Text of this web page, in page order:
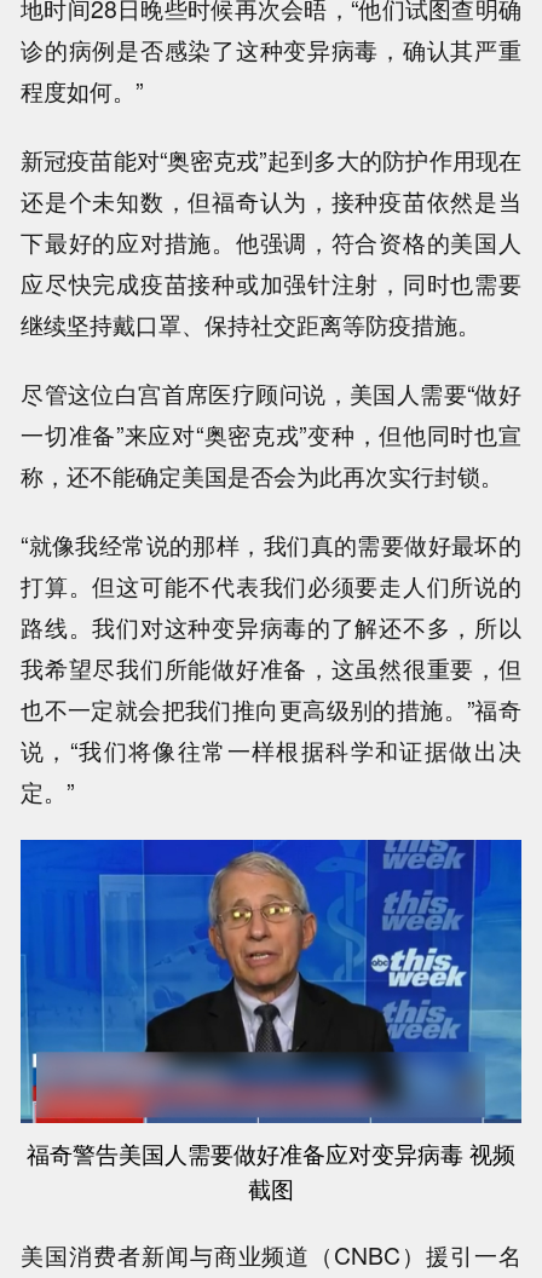
地时间28日晚些时候再次会晤，“他们试图查明确
诊的病例是否感染了这种变异病毒，确认其严重
程度如何。”
新冠疫苗能对“奥密克戎”起到多大的防护作用现在
还是个未知数，但福奇认为，接种疫苗依然是当
下最好的应对措施。他强调，符合资格的美国人
应尽快完成疫苗接种或加强针注射，同时也需要
继续坚持戴口罩、保持社交距离等防疫措施。
尽管这位白宫首席医疗顾问说，美国人需要“做好
一切准备”来应对“奥密克戎”变种，但他同时也宣
称，还不能确定美国是否会为此再次实行封锁。
“就像我经常说的那样，我们真的需要做好最坏的
打算。但这可能不代表我们必须要走人们所说的
路线。我们对这种变异病毒的了解还不多，所以
我希望尽我们所能做好准备，这虽然很重要，但
也不一定就会把我们推向更高级别的措施。”福奇
说，“我们将像往常一样根据科学和证据做出决
定。”
福奇警告美国人需要做好准备应对变异病毒 视频
截图
美国消费者新闻与商业频道（CNBC）援引一名